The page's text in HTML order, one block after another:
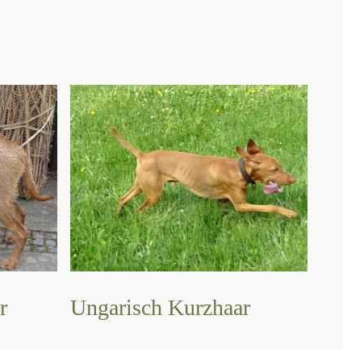
Ungarisch Kurzhaar